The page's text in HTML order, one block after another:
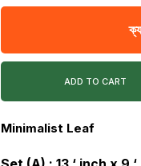
price
৳ 2,700.00.৳
ADD TO CART
Minimalist Leaf